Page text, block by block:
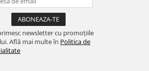
newsletter cu promoțiile
Află mai multe în Politica de